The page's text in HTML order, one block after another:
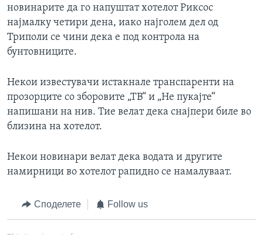
новинарите да го напуштат хотелот Риксос
најмалку четири дена, иако најголем дел од
Триполи се чини дека е под контрола на
бунтовниците.
Некои известувачи истакнале транспаренти на
прозорците со зборовите „ТВ“ и „Не пукајте“
напишани на нив. Тие велат дека снајпери биле во
близина на хотелот.
Некои новинари велат дека водата и другите
намирници во хотелот рапидно се намалуваат.
Споделете Follow us